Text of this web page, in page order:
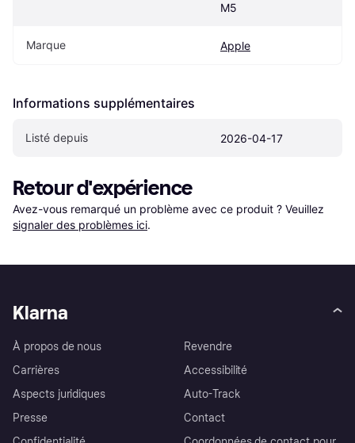
M5
Marque Apple
Informations supplémentaires
Listé depuis 2026-04-17
Retour d'expérience
Avez-vous remarqué un problème avec ce produit ? Veuillez
signaler des problèmes ici.
Klarna
À propos de nous
Carrières
Aspects juridiques
Presse
Revendre
Accessibilité
Auto-Track
Contact